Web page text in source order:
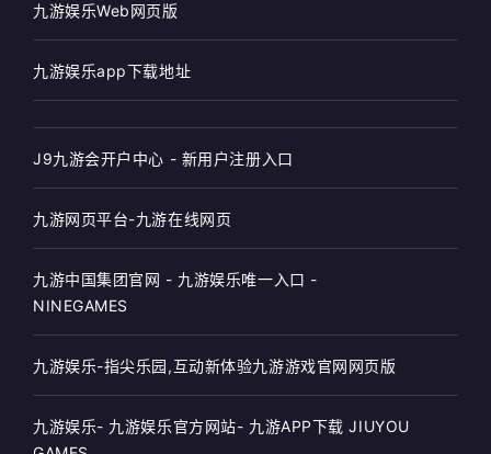
九游娱乐Web网页版
九游娱乐app下载地址
J9九游会开户中心 - 新用户注册入口
九游网页平台-九游在线网页
九游中国集团官网 - 九游娱乐唯一入口 -
NINEGAMES
九游娱乐-指尖乐园,互动新体验九游游戏官网网页版
九游娱乐- 九游娱乐官方网站- 九游APP下载 JIUYOU